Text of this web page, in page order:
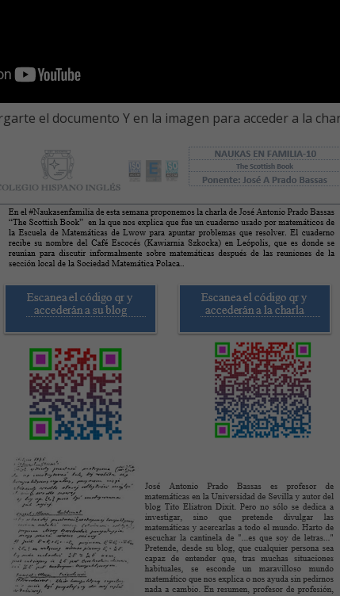
el documento Y en la imagen para acceder a la